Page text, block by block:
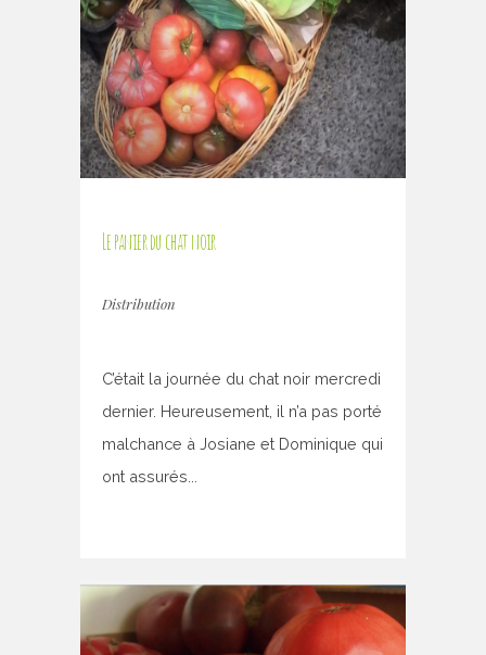
Le panier du chat noir
Distribution
C’était la journée du chat noir mercredi
dernier. Heureusement, il n’a pas porté
malchance à Josiane et Dominique qui
ont assurés...